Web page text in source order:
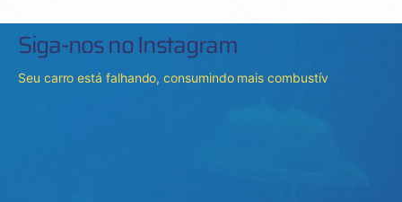
Siga-nos no Instagram
Seu carro está falhando, consumindo mais combustív